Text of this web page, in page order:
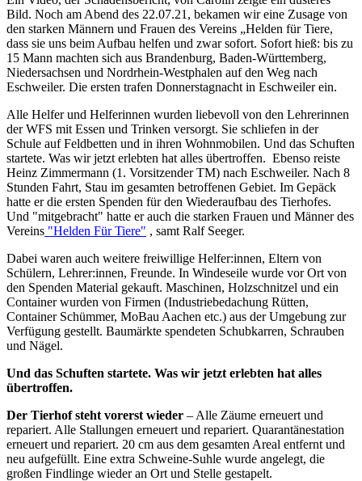
Bild. Noch am Abend des 22.07.21, bekamen wir eine Zusage von
den starken Männern und Frauen des Vereins „Helden für Tiere,
dass sie uns beim Aufbau helfen und zwar sofort. Sofort hieß: bis zu
15 Mann machten sich aus Brandenburg, Baden-Württemberg,
Niedersachsen und Nordrhein-Westphalen auf den Weg nach
Eschweiler. Die ersten trafen Donnerstagnacht in Eschweiler ein.
Alle Helfer und Helferinnen wurden liebevoll von den Lehrerinnen
der WFS mit Essen und Trinken versorgt. Sie schliefen in der
Schule auf Feldbetten und in ihren Wohnmobilen. Und das Schuften
startete. Was wir jetzt erlebten hat alles übertroffen. Ebenso reiste
Heinz Zimmermann (1. Vorsitzender TM) nach Eschweiler. Nach 8
Stunden Fahrt, Stau im gesamten betroffenen Gebiet. Im Gepäck
hatte er die ersten Spenden für den Wiederaufbau des Tierhofes.
Und "mitgebracht" hatte er auch die starken Frauen und Männer des
Vereins "Helden Für Tiere" , samt Ralf Seeger.
Dabei waren auch weitere freiwillige Helfer:innen, Eltern von
Schülern, Lehrer:innen, Freunde. In Windeseile wurde vor Ort von
den Spenden Material gekauft. Maschinen, Holzschnitzel und ein
Container wurden von Firmen (Industriebedachung Rütten,
Container Schümmer, MoBau Aachen etc.) aus der Umgebung zur
Verfügung gestellt. Baumärkte spendeten Schubkarren, Schrauben
und Nägel.
Und das Schuften startete. Was wir jetzt erlebten hat alles
übertroffen.
Der Tierhof steht vorerst wieder – Alle Zäume erneuert und
repariert. Alle Stallungen erneuert und repariert. Quarantänestation
erneuert und repariert. 20 cm aus dem gesamten Areal entfernt und
neu aufgefüllt. Eine extra Schweine-Suhle wurde angelegt, die
großen Findlinge wieder an Ort und Stelle gestapelt.